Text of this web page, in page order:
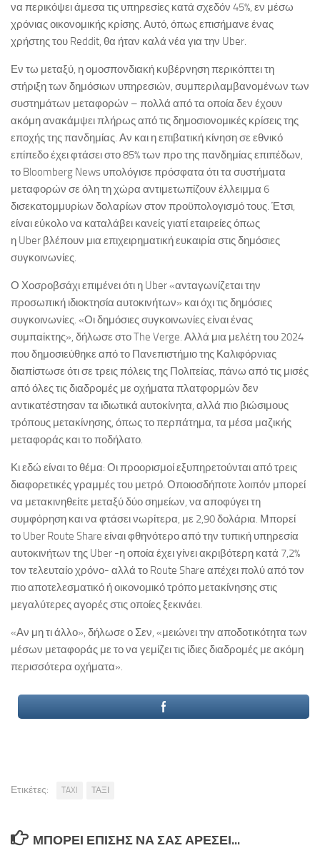
να περικόψει άμεσα τις υπηρεσίες κατά σχεδόν 45%, εν μέσω
χρόνιας οικονομικής κρίσης. Αυτό, όπως επισήμανε ένας
χρήστης του Reddit, θα ήταν καλά νέα για την Uber.
Εν τω μεταξύ, η ομοσπονδιακή κυβέρνηση περικόπτει τη
στήριξη των δημόσιων υπηρεσιών, συμπεριλαμβανομένων των
συστημάτων μεταφορών – πολλά από τα οποία δεν έχουν
ακόμη ανακάμψει πλήρως από τις δημοσιονομικές κρίσεις της
εποχής της πανδημίας. Αν και η επιβατική κίνηση σε εθνικό
επίπεδο έχει φτάσει στο 85% των προ της πανδημίας επιπέδων,
το Bloomberg News υπολόγισε πρόσφατα ότι τα συστήματα
μεταφορών σε όλη τη χώρα αντιμετωπίζουν έλλειμμα 6
δισεκατομμυρίων δολαρίων στον προϋπολογισμό τους. Έτσι,
είναι εύκολο να καταλάβει κανείς γιατί εταιρείες όπως
η Uber βλέπουν μια επιχειρηματική ευκαιρία στις δημόσιες
συγκοινωνίες.
Ο Χοσροβσάχι επιμένει ότι η Uber «ανταγωνίζεται την
προσωπική ιδιοκτησία αυτοκινήτων» και όχι τις δημόσιες
συγκοινωνίες. «Οι δημόσιες συγκοινωνίες είναι ένας
συμπαίκτης», δήλωσε στο The Verge. Αλλά μια μελέτη του 2024
που δημοσιεύθηκε από το Πανεπιστήμιο της Καλιφόρνιας
διαπίστωσε ότι σε τρεις πόλεις της Πολιτείας, πάνω από τις μισές
από όλες τις διαδρομές με οχήματα πλατφορμών δεν
αντικατέστησαν τα ιδιωτικά αυτοκίνητα, αλλά πιο βιώσιμους
τρόπους μετακίνησης, όπως το περπάτημα, τα μέσα μαζικής
μεταφοράς και το ποδήλατο.
Κι εδώ είναι το θέμα: Οι προορισμοί εξυπηρετούνται από τρεις
διαφορετικές γραμμές του μετρό. Οποιοσδήποτε λοιπόν μπορεί
να μετακινηθείτε μεταξύ δύο σημείων, να αποφύγει τη
συμφόρηση και να φτάσει νωρίτερα, με 2,90 δολάρια. Μπορεί
το Uber Route Share είναι φθηνότερο από την τυπική υπηρεσία
αυτοκινήτων της Uber -η οποία έχει γίνει ακριβότερη κατά 7,2%
τον τελευταίο χρόνο- αλλά το Route Share απέχει πολύ από τον
πιο αποτελεσματικό ή οικονομικό τρόπο μετακίνησης στις
μεγαλύτερες αγορές στις οποίες ξεκινάει.
«Αν μη τι άλλο», δήλωσε ο Σεν, «μειώνει την αποδοτικότητα των
μέσων μεταφοράς με το να γεμίζει τις ίδιες διαδρομές με ακόμη
περισσότερα οχήματα».
Ετικέτες: TAXI ΤΑΞΙ
ΜΠΟΡΕΊ ΕΠΊΣΗΣ ΝΑ ΣΑΣ ΑΡΈΣΕΙ...